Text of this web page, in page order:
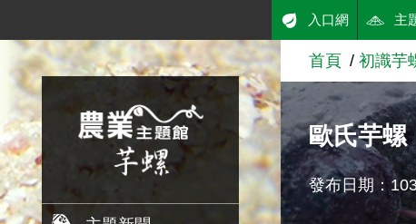
跳到主要內容
農業知識入口網
入口網 主
首頁 初識芋
歐氏芋螺
發布日期：